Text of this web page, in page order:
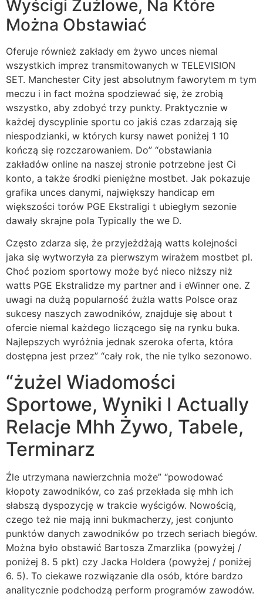
Wyścigi Żużlowe, Na Które
Można Obstawiać
Oferuje również zakłady em żywo unces niemal
wszystkich imprez transmitowanych w TELEVISION
SET. Manchester City jest absolutnym faworytem m tym
meczu i in fact można spodziewać się, że zrobią
wszystko, aby zdobyć trzy punkty. Praktycznie w
każdej dyscyplinie sportu co jakiś czas zdarzają się
niespodzianki, w których kursy nawet poniżej 1 10
kończą się rozczarowaniem. Do” “obstawiania
zakładów online na naszej stronie potrzebne jest Ci
konto, a także środki pieniężne mostbet. Jak pokazuje
grafika unces danymi, największy handicap em
większości torów PGE Ekstraligi t ubiegłym sezonie
dawały skrajne pola Typically the we D.
Często zdarza się, że przyjeżdżają watts kolejności
jaka się wytworzyła za pierwszym wirażem mostbet pl.
Choć poziom sportowy może być nieco niższy niż
watts PGE Ekstralidze my partner and i eWinner one. Z
uwagi na dużą popularność żużla watts Polsce oraz
sukcesy naszych zawodników, znajduje się about t
ofercie niemal każdego liczącego się na rynku buka.
Najlepszych wyróżnia jednak szeroka oferta, która
dostępna jest przez” “cały rok, the nie tylko sezonowo.
“żużel Wiadomości
Sportowe, Wyniki I Actually
Relacje Mhh Żywo, Tabele,
Terminarz
Źle utrzymana nawierzchnia może” “powodować
kłopoty zawodników, co zaś przekłada się mhh ich
słabszą dyspozycję w trakcie wyścigów. Nowością,
czego też nie mają inni bukmacherzy, jest conjunto
punktów danych zawodników po trzech seriach biegów.
Można było obstawić Bartosza Zmarzlika (powyżej /
poniżej 8. 5 pkt) czy Jacka Holdera (powyżej / poniżej
6. 5). To ciekawe rozwiązanie dla osób, które bardzo
analitycznie podchodzą perform programów zawodów.